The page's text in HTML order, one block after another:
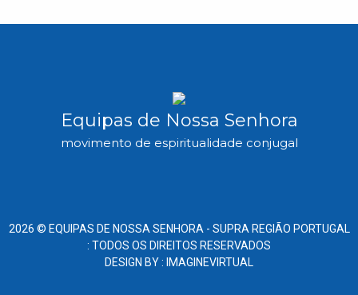
Equipas de Nossa Senhora
movimento de espiritualidade conjugal
2026 © EQUIPAS DE NOSSA SENHORA - SUPRA REGIÃO PORTUGAL
: TODOS OS DIREITOS RESERVADOS
DESIGN BY : IMAGINEVIRTUAL